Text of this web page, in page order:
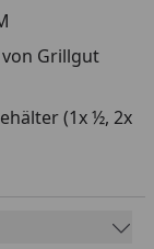
Grillgut
(1x ½, 2x